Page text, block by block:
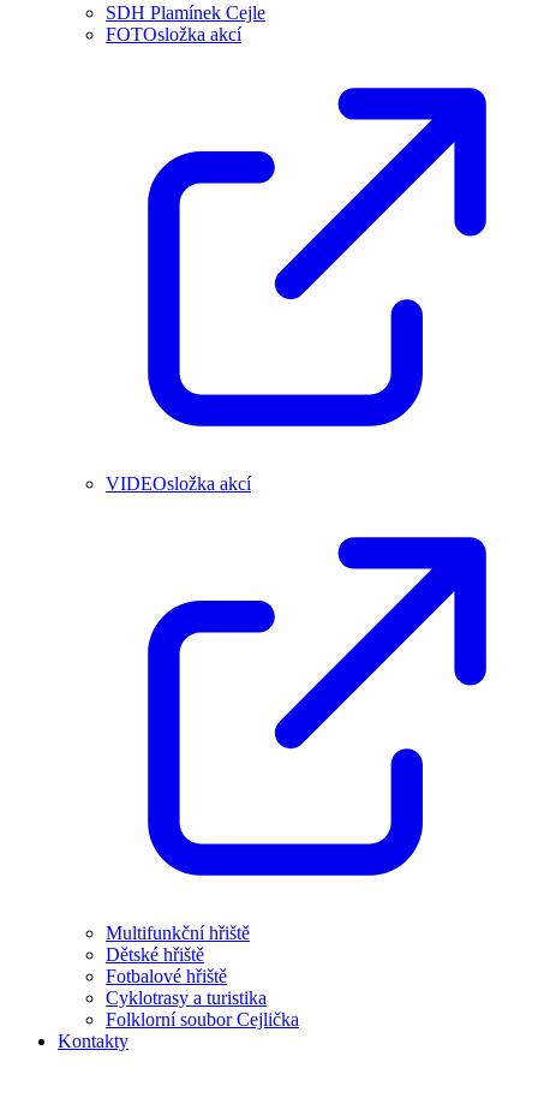
SDH Plamínek Cejle
FOTOsložka akcí
VIDEOsložka akcí
Multifunkční hřiště
Dětské hřiště
Fotbalové hřiště
Cyklotrasy a turistika
Folklorní soubor Cejlička
Kontakty